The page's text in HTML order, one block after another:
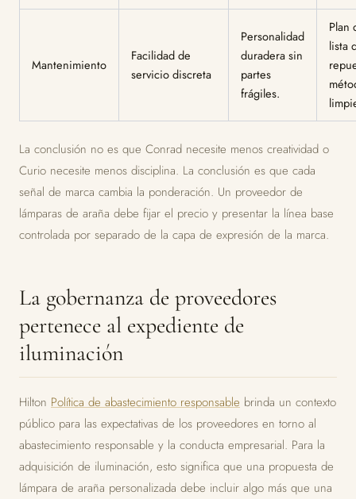
Mantenimiento
Facilidad de
servicio discreta
Personalidad
duradera sin
partes
frágiles.
Plan
lista
La conclusión no es que Conrad necesite menos creatividad o
Curio necesite menos disciplina. La conclusión es que cada
señal de marca cambia la ponderación. Un proveedor de
lámparas de araña debe fijar el precio y presentar la línea base
controlada por separado de la capa de expresión de la marca.
La gobernanza de proveedores
pertenece al expediente de
iluminación
Hilton Política de abastecimiento responsable brinda un contexto
público para las expectativas de los proveedores en torno al
abastecimiento responsable y la conducta empresarial. Para la
adquisición de iluminación, esto significa que una propuesta de
lámpara de araña personalizada debe incluir algo más que una